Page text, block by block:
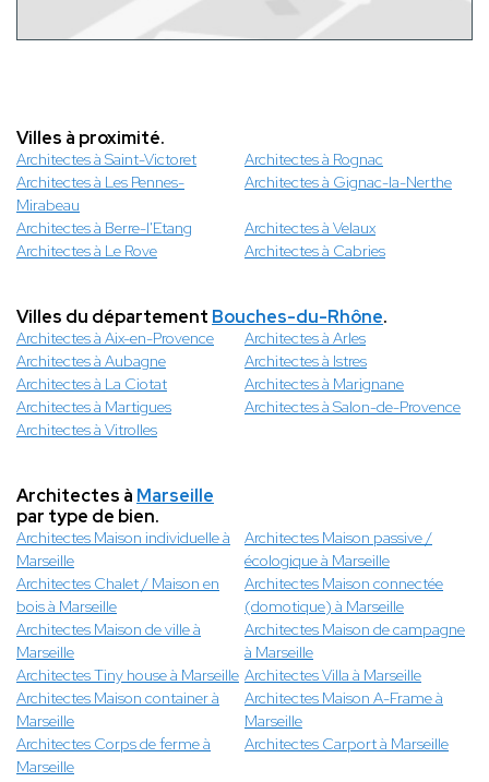
Villes à proximité.
Architectes à Saint-Victoret
Architectes à Rognac
Architectes à Les Pennes-
Mirabeau
Architectes à Gignac-la-Nerthe
Architectes à Berre-l'Etang
Architectes à Velaux
Architectes à Le Rove
Architectes à Cabries
Villes du département Bouches-du-Rhône.
Architectes à Aix-en-Provence
Architectes à Arles
Architectes à Aubagne
Architectes à Istres
Architectes à La Ciotat
Architectes à Marignane
Architectes à Martigues
Architectes à Salon-de-Provence
Architectes à Vitrolles
Architectes à Marseille
par type de bien.
Architectes Maison individuelle à
Marseille
Architectes Maison passive /
écologique à Marseille
Architectes Chalet / Maison en
bois à Marseille
Architectes Maison connectée
(domotique) à Marseille
Architectes Maison de ville à
Marseille
Architectes Maison de campagne
à Marseille
Architectes Tiny house à Marseille Architectes Villa à Marseille
Architectes Maison container à
Marseille
Architectes Maison A-Frame à
Marseille
Architectes Corps de ferme à
Marseille
Architectes Carport à Marseille